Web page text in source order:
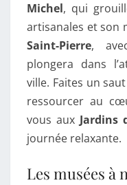
Michel, qui
artisanales et son
Saint-Pierre,
plongera dans
ville. Faites un
ressourcer au
vous aux Jardins
journée relaxante.
Les musées à